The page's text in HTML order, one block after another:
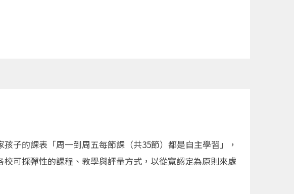
子的課表「周一到周五每節課（共35節）都是自主學習」，
可採彈性的課程、教學與評量方式，以從寬認定為原則來處